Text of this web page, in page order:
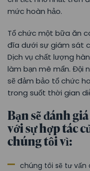
mức hoàn hảo.
Tổ chức một bữa ăn
đĩa dưới sự giám sát
Dịch vụ chất lượng
làm bạn mê mẩn. Đội
sẽ đảm bảo tổ chức
trong suốt thời gian
Bạn sẽ đánh
với sự hợp tác
chúng tôi vì:
chúng tôi sẽ tư vấn